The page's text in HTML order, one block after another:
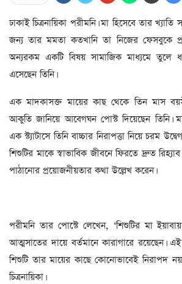
ঢাকাই চিত্রনায়িকা পরীমনি। মা হিসেবে তার
জন্য তার মমতা কতখানি তা নিজের ফেসবুকে
অন্যরকম একটি বিষয় সামাজিক মাধ্যমে
এসেছেন তিনি।
এক মাদকাসক্ত মায়ের কাছ থেকে তিন মাস
আকুতি জানিয়ে আবেগঘন পোস্ট দিয়েছেন তিনি।
এক স্ট্যাটাসে তিনি বাচ্চার নিরাপত্তা নিয়ে চরম
শিশুটির মাকে স্বাভাবিক জীবনে ফিরতে দ্রুত
পাঠানোর প্রয়োজনীয়তার কথা উল্লেখ করেন।
পরীমনি তার পোস্টে লেখেন, ‘শিশুটির মা
আত্মসাতের দায়ে বর্তমানে কারাগারে রয়েছেন।
শিশুটি তার মায়ের কাছে কোনোভাবেই নিরাপদ
চিত্রনায়িকা।